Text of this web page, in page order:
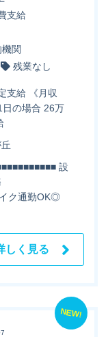
支給
関
残業なし
支給 《月収
の場合 26万
設
ク通勤OK◎
しく見る
NEW!